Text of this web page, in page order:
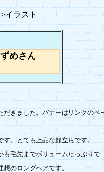
イラスト
めさん
きました。バナーはリンクのペ
。とても上品な顔立ちです。
毛先までボリュームたっぷりで
想のロングヘアです。